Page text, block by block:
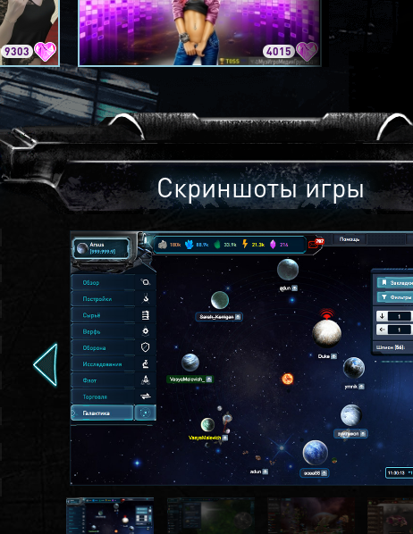
9303 4015
Скриншоты игры